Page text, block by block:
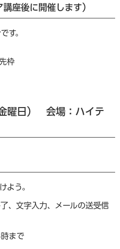
座後に開催します）
す。
枠
曜日） 会場：ハイテ
よう。
、文字入力、メールの送受信
まで